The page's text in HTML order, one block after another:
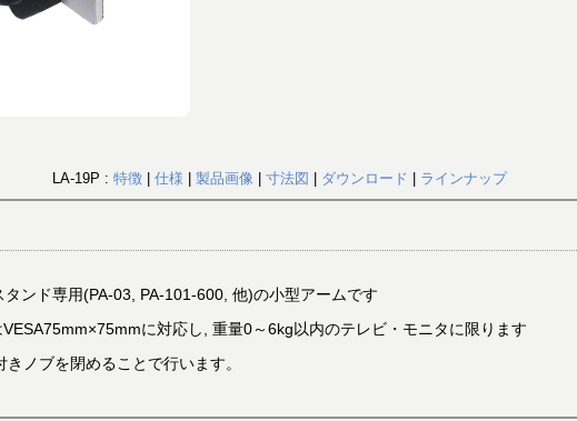
LA-19P : 特徴 仕様 製品画像| 寸法図 ダウンロード ラインナップ
ンド専用(PA-03, PA-101-600, 他)の小型アームです
に対応し, 重量0～6kg以内のテレビ・モニタに限ります
ノブを閉めることで行います。